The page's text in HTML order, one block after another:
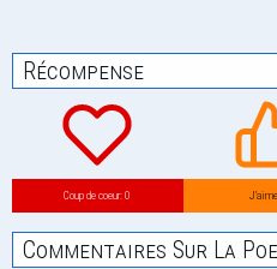
Récompense
Coup de coeur: 0
Commentaires Sur La